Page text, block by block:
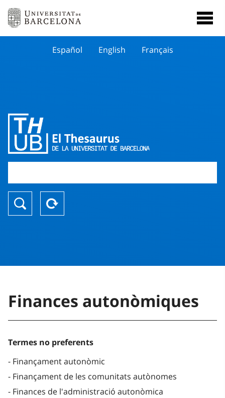
Español English Français
Finances autonòmiques
Termes no preferents
Finançament autonòmic
Finançament de les comunitats autònomes
Finances de l'administració autonòmica